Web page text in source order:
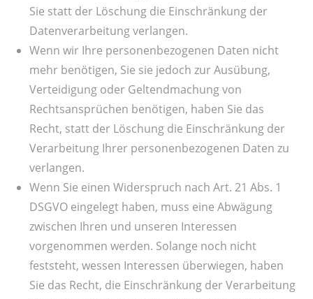
Sie statt der Löschung die Einschränkung der
Datenverarbeitung verlangen.
Wenn wir Ihre personenbezogenen Daten nicht
mehr benötigen, Sie sie jedoch zur Ausübung,
Verteidigung oder Geltendmachung von
Rechtsansprüchen benötigen, haben Sie das
Recht, statt der Löschung die Einschränkung der
Verarbeitung Ihrer personenbezogenen Daten zu
verlangen.
Wenn Sie einen Widerspruch nach Art. 21 Abs. 1
DSGVO eingelegt haben, muss eine Abwägung
zwischen Ihren und unseren Interessen
vorgenommen werden. Solange noch nicht
feststeht, wessen Interessen überwiegen, haben
Sie das Recht, die Einschränkung der Verarbeitung